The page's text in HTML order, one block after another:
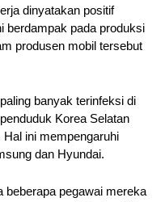
dinyatakan positif
berdampak pada produksi
produsen mobil tersebut
banyak terinfeksi di
Korea Selatan
ini mempengaruhi
dan Hyundai.
beberapa pegawai mereka